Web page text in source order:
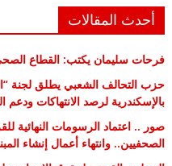
أحدث المقالات
فرحات سليمان يكتب: القطاع
حزب التحالف الشعبي يطلق لجنة
بالإسكندرية لرصد الانتهاكات
صور .. اعتماد الرسومات النهائية
الصحفيين.. وانتهاء أعمال إنشاء